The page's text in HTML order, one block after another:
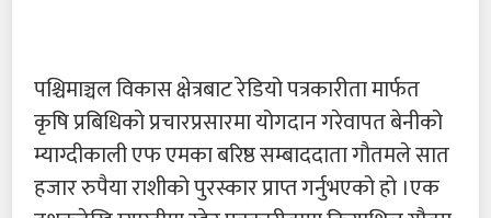
पश्चिमाञ्चल विकास क्षेत्रबाट रेडियो पत्रकारीता मार्फत
कृषि प्रबिधिको प्रचारप्रसारमा योगदान गरेवापत बेनीको
म्याग्दीकाली एफ एमका बरिष्ठ सम्बाददाता गौतमले सात
हजार रुपैया राशीको पुरस्कार प्राप्त गर्नुभएको हो ।एक